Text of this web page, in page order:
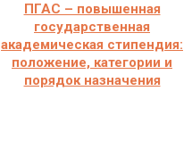
ПГАС – повышенная
государственная
академическая стипендия:
положение, категории и
порядок назначения